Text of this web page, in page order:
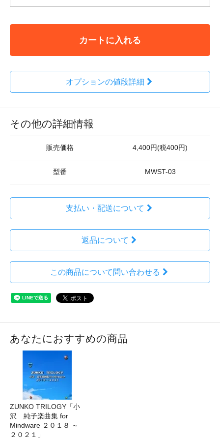
カートに入れる
オプションの値段詳細
その他の詳細情報
販売価格 4,400円(税400円)
型番 MWST-03
支払い・配送について
返品について
この商品について問い合わせる
あなたにおすすめの商品
ZUNKO TRILOGY「小
沢 純子楽曲集 for
Mindware ２０１８ ～
２０２１」